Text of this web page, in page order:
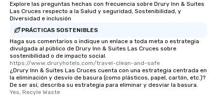
Explore las preguntas hechas con frecuencia sobre Drury Inn & Suites
Las Cruces respecto a la Salud y seguridad, Sostenibilidad, y
Diversidad e inclusión
PRÁCTICAS SOSTENIBLES
Haga sus comentarios o indique un enlace a toda meta o estrategia
divulgada al público de Drury Inn & Suites Las Cruces sobre
sostenibilidad o de impacto social.
https://www.druryhotels.com/travel-clean-and-safe
¿Drury Inn & Suites Las Cruces cuenta con una estrategia centrada en
la eliminación y desvío de basura (como plásticos, papel, cartón, etc.)?
De ser así, describa su estrategia para eliminar y desviar la basura.
Yes, Recyle Waste